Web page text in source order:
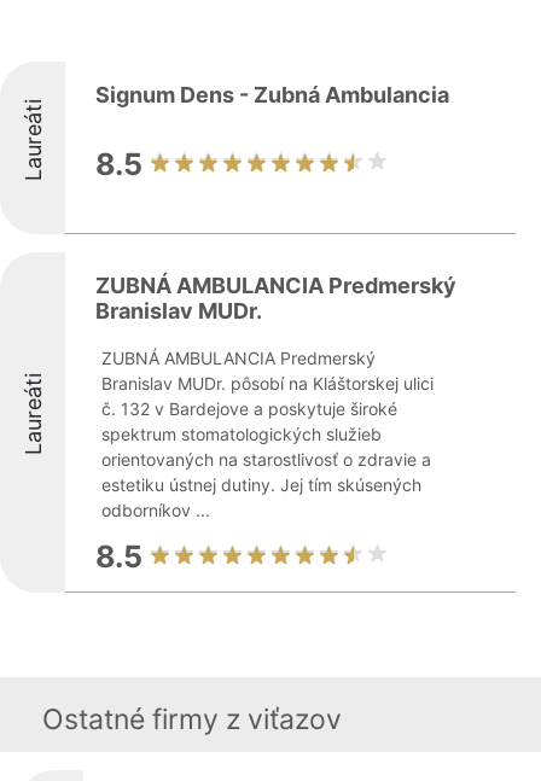
Laureáti
Signum Dens - Zubná Ambulancia
8.5
Laureáti
ZUBNÁ AMBULANCIA Predmerský
Branislav MUDr.
ZUBNÁ AMBULANCIA Predmerský
Branislav MUDr. pôsobí na Kláštorskej ulici
č. 132 v Bardejove a poskytuje široké
spektrum stomatologických služieb
orientovaných na starostlivosť o zdravie a
estetiku ústnej dutiny. Jej tím skúsených
odborníkov ...
8.5
Ostatné firmy z viťazov